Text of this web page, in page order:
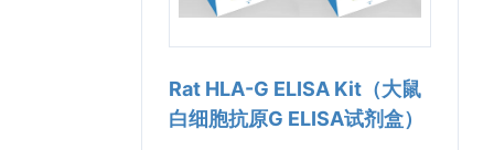
Rat HLA-G ELISA Kit（大鼠
白细胞抗原G ELISA试剂盒）